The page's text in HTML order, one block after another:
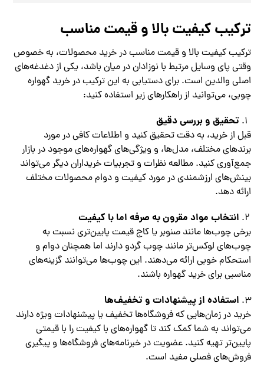
ترکیب کیفیت بالا و قیمت مناسب
ترکیب کیفیت بالا و قیمت مناسب در خرید محصولات، به خصوص
وقتی پای وسایل مرتبط با نوزادان در میان باشد، یکی از دغدغه‌های
اصلی والدین است. برای دستیابی به این ترکیب در خرید گهواره
چوبی، می‌توانید از راهکارهای زیر استفاده کنید:
تحقیق و بررسی دقیق
قبل از خرید، به دقت تحقیق کنید و اطلاعات کافی در مورد
برندهای مختلف، مدل‌ها، و ویژگی‌های گهواره‌های موجود در بازار
جمع‌آوری کنید. مطالعه نظرات و تجربیات خریداران دیگر می‌تواند
بینش‌های ارزشمندی در مورد کیفیت و دوام محصولات مختلف
ارائه دهد.
انتخاب مواد مقرون به صرفه اما با کیفیت
برخی چوب‌ها مانند صنوبر یا کاج قیمت پایین‌تری نسبت به
چوب‌های لوکس‌تر مانند چوب گردو دارند اما همچنان دوام و
استحکام خوبی ارائه می‌دهند. این چوب‌ها می‌توانند گزینه‌های
مناسبی برای خرید گهواره باشند.
استفاده از پیشنهادات و تخفیف‌ها
خرید در زمان‌هایی که فروشگاه‌ها تخفیف یا پیشنهادات ویژه دارند
می‌تواند به شما کمک کند تا گهواره‌های با کیفیت را با قیمتی
پایین‌تر تهیه کنید. عضویت در خبرنامه‌های فروشگاه‌ها و پیگیری
فروش‌های فصلی مفید است.